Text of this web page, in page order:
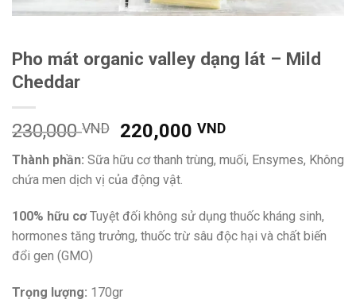
Pho mát organic valley dạng lát – Mild
Cheddar
230,000VND
Giá
gốc
là:
230,000 VND.
220,000VNDGiá
hiện
tại
220,000 VND.
Thành phần: Sữa hữu cơ thanh trùng, muối, Ensymes, Không
chứa men dịch vị của động vật.
100% hữu cơTuyệt đối không sử dụng thuốc kháng sinh,
hormones tăng trưởng, thuốc trừ sâu độc hại và chất biến
đổi gen (GMO)
Trọng lượng: 170gr